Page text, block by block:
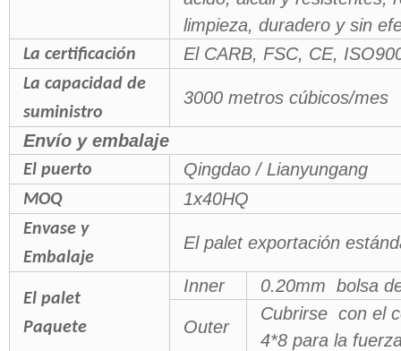
limpieza, duradero y sin
La certificación El CARB, FSC, CE,
La capacidad de
suministro
3000 metros cúbicos/mes
Envío y embalaje
El puerto Qingdao / Lianyungang
MOQ 1x40HQ
Envase y
Embalaje
El palet exportación
El palet
Paquete
Inner 0.20mm bolsa
Outer
Cubrirse con el
4*8 para la